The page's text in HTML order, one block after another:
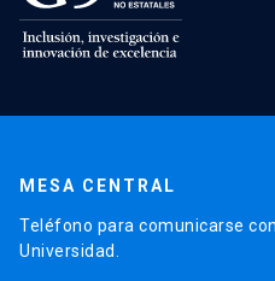
MESA CENTRAL
Teléfono para comunicarse
Universidad.